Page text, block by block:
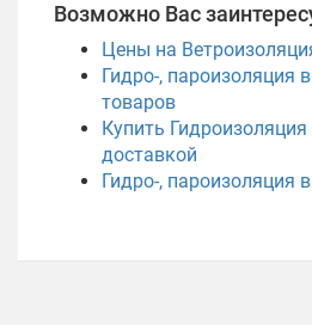
Возможно Вас
Цены на
Гидро-, пароизоляция
товаров
Купить Гидроизоляция
доставкой
Гидро-, пароизоляция